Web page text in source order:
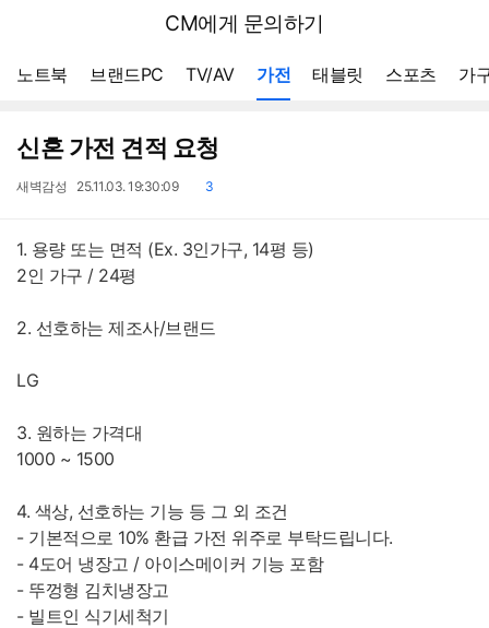
다나와
CM에게 문의하기
노트북 브랜드PC TV/AV 가전 태블릿 스포츠 가
신혼 가전 견적 요청
작
새벽감성
작
25.11.03. 19:30:09
댓
3
1. 용량 또는 면적 (Ex. 3인가구, 14평 등)
2인 가구 / 24평
2. 선호하는 제조사/브랜드
LG
3. 원하는 가격대
1000 ~ 1500
4. 색상, 선호하는 기능 등 그 외 조건
- 기본적으로 10% 환급 가전 위주로 부탁드립니다.
- 4도어 냉장고 / 아이스메이커 기능 포함
- 뚜껑형 김치냉장고
- 빌트인 식기세척기